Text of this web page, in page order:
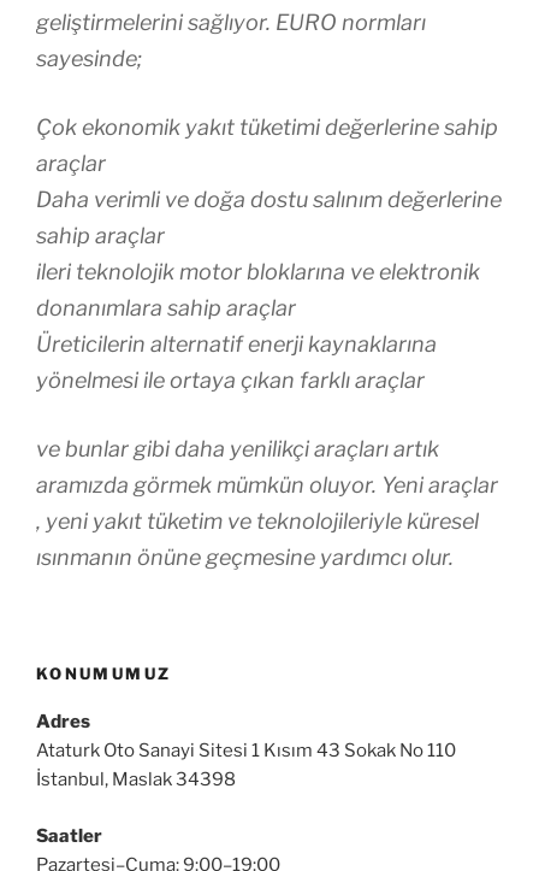
geliştirmelerini sağlıyor. EURO normları
sayesinde;
Çok ekonomik yakıt tüketimi değerlerine sahip
araçlar
Daha verimli ve doğa dostu salınım değerlerine
sahip araçlar
ileri teknolojik motor bloklarına ve elektronik
donanımlara sahip araçlar
Üreticilerin alternatif enerji kaynaklarına
yönelmesi ile ortaya çıkan farklı araçlar
ve bunlar gibi daha yenilikçi araçları artık
aramızda görmek mümkün oluyor. Yeni araçlar
, yeni yakıt tüketim ve teknolojileriyle küresel
ısınmanın önüne geçmesine yardımcı olur.
KONUMUMUZ
Adres
Ataturk Oto Sanayi Sitesi 1 Kısım 43 Sokak No 110
İstanbul, Maslak 34398
Saatler
Pazartesi–Cuma: 9:00–19:00